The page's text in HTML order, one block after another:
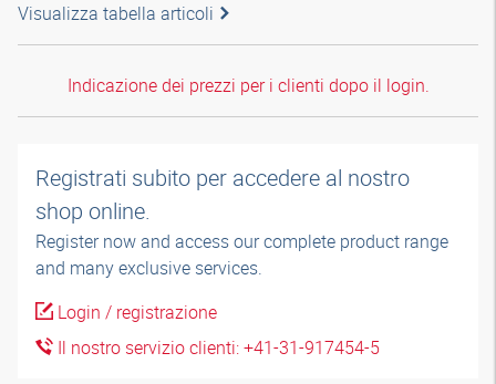
Visualizza tabella articoli
Indicazione dei prezzi per i clienti dopo il login.
Registrati subito per accedere al nostro
shop online.
Register now and access our complete product range
and many exclusive services.
Login / registrazione
Il nostro servizio clienti: +41-31-917454-5